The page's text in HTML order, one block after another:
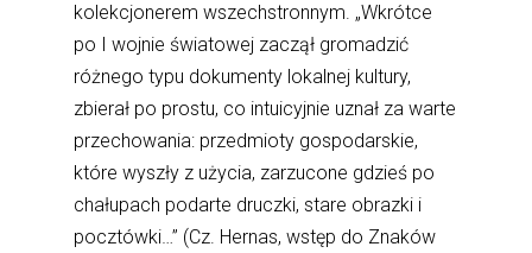
kolekcjonerem wszechstronnym. „Wkrótce
po I wojnie światowej zaczął gromadzić
różnego typu dokumenty lokalnej kultury,
zbierał po prostu, co intuicyjnie uznał za warte
przechowania: przedmioty gospodarskie,
które wyszły z użycia, zarzucone gdzieś po
chałupach podarte druczki, stare obrazki i
pocztówki…” (Cz. Hernas, wstęp do Znaków